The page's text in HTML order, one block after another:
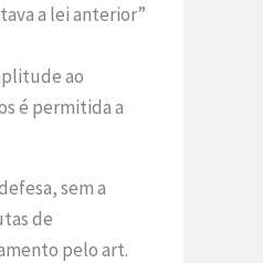
a lei anterior”
ao
é permitida a
sem a
de
pelo art.